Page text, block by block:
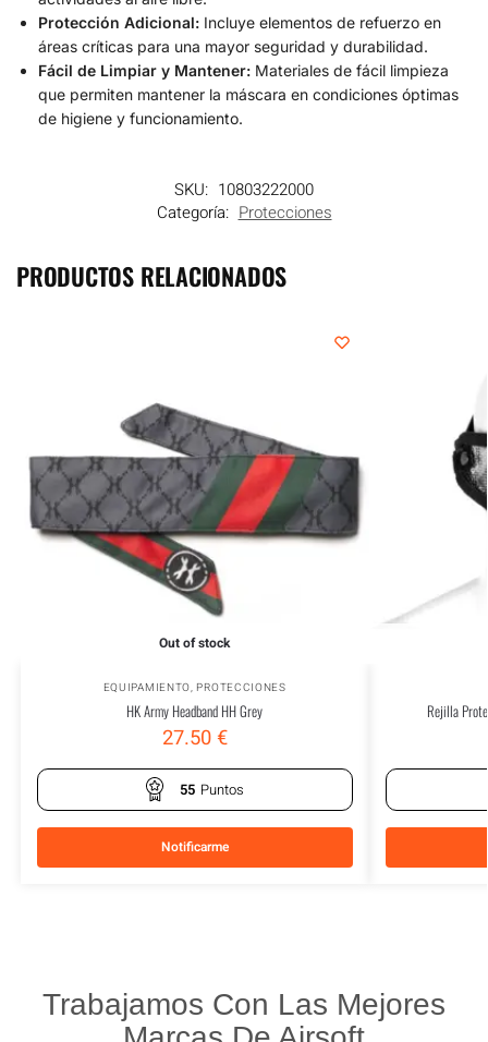
Protección Adicional: Incluye elementos de refuerzo en
áreas críticas para una mayor seguridad y durabilidad.
Fácil de Limpiar y Mantener: Materiales de fácil limpieza
que permiten mantener la máscara en condiciones óptimas
de higiene y funcionamiento.
SKU: 10803222000
Categoría: Protecciones
PRODUCTOS RELACIONADOS
Out of stock
EQUIPAMIENTO,PROTECCIONES
HK Army Headband HH Grey
27.50€
55 Puntos
Notificarme
Rejilla
Trabajamos Con Las Mejores